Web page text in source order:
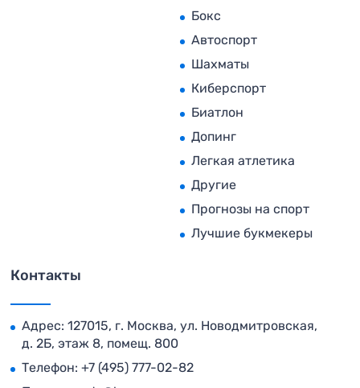
Бокс
Автоспорт
Шахматы
Киберспорт
Биатлон
Допинг
Легкая атлетика
Другие
Прогнозы на спорт
Лучшие букмекеры
Контакты
Адрес: 127015, г. Москва, ул. Новодмитровская,
д. 2Б, этаж 8, помещ. 800
Телефон: +7 (495) 777-02-82